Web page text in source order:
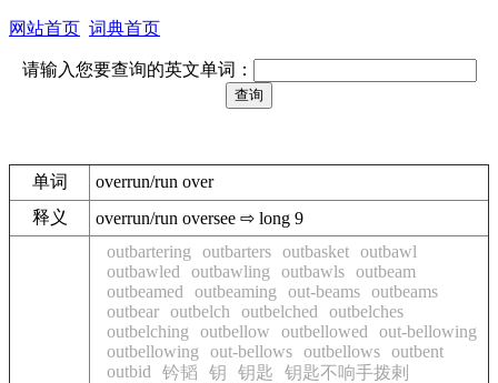
网站首页 词典首页
请输入您要查询的英文单词：
单词
overrun/run over
释义
overrun/run oversee ⇨ long 9
outbartering outbarters outbasket outbawl
outbawled
outbawling outbawls outbeam
outbeamed
outbeaming out-beams outbeams
outbear outbelch outbelched
outbelches
outbelching
outbellow outbellowed
out-bellowing
outbellowing
out-bellows outbellows outbent
outbid
钤韬 钥 钥匙
钥匙不响手拨剌